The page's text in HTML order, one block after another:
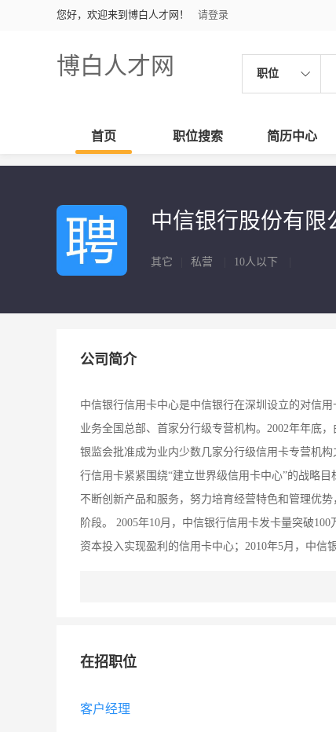
您好，欢迎来到博白人才网！ 请登录
博白人才网 职位
首页 职位搜索 简历中心
中信银行股份有限
其它 私营 10人以下
公司简介
中信银行信用卡中心是中信银行在深圳设立的对信
业务全国总部、首家分行级专营机构。2002年年底
银监会批准成为业内少数几家分行级信用卡专营机
行信用卡紧紧围绕“建立世界级信用卡中心”的战略
不断创新产品和服务，努力培育经营特色和管理优
阶段。 2005年10月，中信银行信用卡发卡量突破
资本投入实现盈利的信用卡中心；2010年5月，中信
中国信用卡事业发展的一只重要力量，是国内最具
系管理奖”、“最佳数据架构奖”、“中国最佳信用风
世界级信用卡中心”的战略目标，相信中信银行信用
在招职位
客户经理